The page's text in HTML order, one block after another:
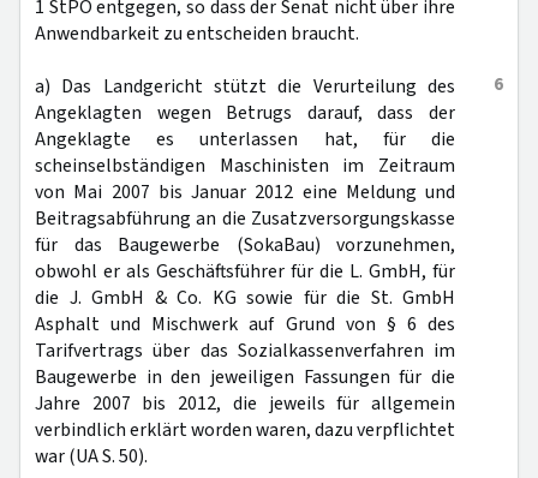
1 StPO entgegen, so dass der Senat nicht über ihre
Anwendbarkeit zu entscheiden braucht.
6
a) Das Landgericht stützt die Verurteilung des
Angeklagten wegen Betrugs darauf, dass der
Angeklagte es unterlassen hat, für die
scheinselbständigen Maschinisten im Zeitraum
von Mai 2007 bis Januar 2012 eine Meldung und
Beitragsabführung an die Zusatzversorgungskasse
für das Baugewerbe (SokaBau) vorzunehmen,
obwohl er als Geschäftsführer für die L. GmbH, für
die J. GmbH & Co. KG sowie für die St. GmbH
Asphalt und Mischwerk auf Grund von § 6 des
Tarifvertrags über das Sozialkassenverfahren im
Baugewerbe in den jeweiligen Fassungen für die
Jahre 2007 bis 2012, die jeweils für allgemein
verbindlich erklärt worden waren, dazu verpflichtet
war (UA S. 50).